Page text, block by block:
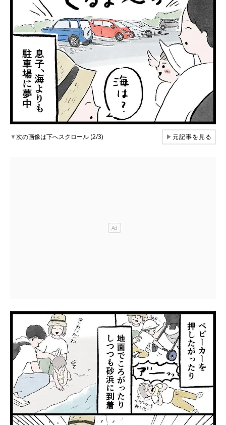
▼次の画像は下へスクロール (2/3) ▶元記事を見る